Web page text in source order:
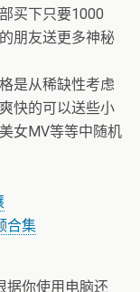
买下只要1000
朋友送更多神秘
是从稀缺性考虑
快的可以送些小
女MV等等中随机
合集
据你使用电脑还